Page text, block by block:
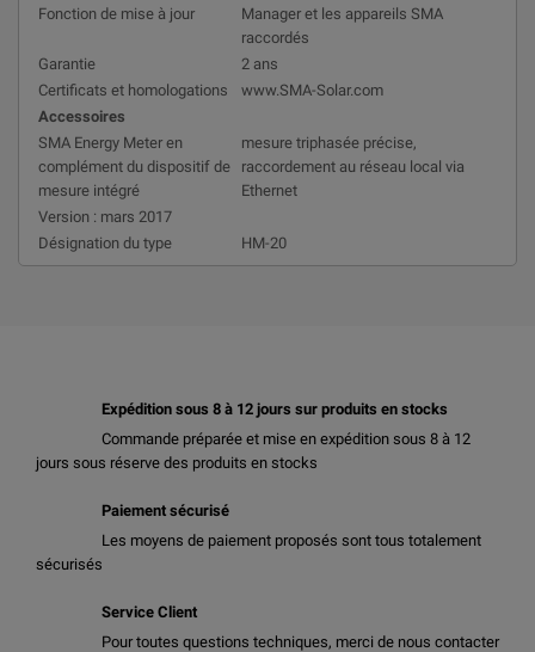
Fonction de mise à jour
Manager et les appareils SMA
raccordés
Garantie
2 ans
Certificats et homologations
www.SMA-Solar.com
Accessoires
SMA Energy Meter en
complément du dispositif de
mesure intégré
mesure triphasée précise,
raccordement au réseau local via
Ethernet
Version : mars 2017
Désignation du type
HM-20
Expédition sous 8 à 12 jours sur produits en stocks
Commande préparée et mise en expédition sous 8 à 12
jours sous réserve des produits en stocks
Paiement sécurisé
Les moyens de paiement proposés sont tous totalement
sécurisés
Service Client
Pour toutes questions techniques, merci de nous contacter